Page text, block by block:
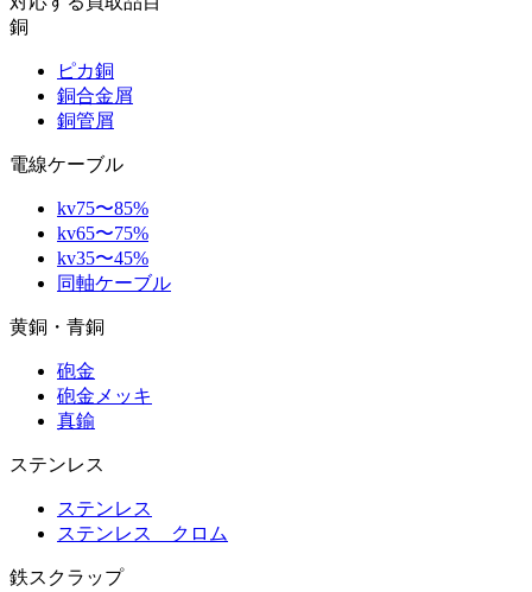
銅
ピカ銅
銅合金屑
銅管屑
電線ケーブル
kv75〜85%
kv65〜75%
kv35〜45%
同軸ケーブル
黄銅・青銅
砲金
砲金メッキ
真鍮
ステンレス
ステンレス
ステンレス クロム
鉄スクラップ